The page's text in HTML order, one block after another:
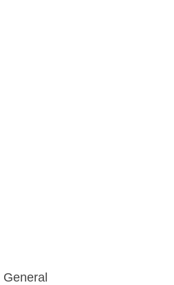
General